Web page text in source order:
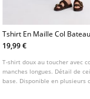
Tshirt En Maille Col Bateau
Avec Ceinture
19,99 €
T-shirt doux au toucher avec
manches longues. Détail de
base. Disponible en plusieurs